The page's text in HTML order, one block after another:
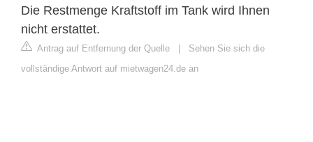
Die Restmenge Kraftstoff im Tank wird Ihnen
nicht erstattet.
Antrag auf Entfernung der Quelle
Sehen Sie sich die
vollständige Antwort auf mietwagen24.de an